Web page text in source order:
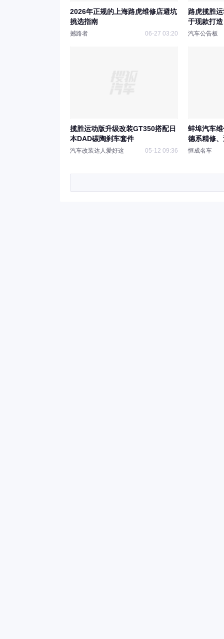
2026年正规的上海路虎维修店避坑
挑选指南
撼路者 06-27 03:20
路虎揽胜
于现款打
汽车公告板
揽胜运动版升级改装GT350搭配日
本DAD碳陶刹车套件
汽车改装达人爱好这 05-12 09:36
蚌埠汽车
德系精修
恒成名车